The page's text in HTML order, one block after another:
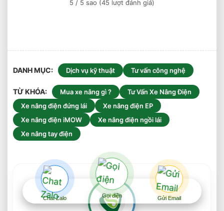
5 / 5 sao (45 lượt đánh giá)
DANH MỤC Dịch vụ kỹ thuật Tư vấn công nghệ
TỪ KHÓA Mua xe nâng gì ?
Tư Vấn Xe Nâng Điện
Xe nâng điện đứng lái
Xe nâng điện EP
Xe nâng điện iMOW
Xe nâng điện ngồi lái
Xe nâng tay điện
Chat Zalo Gọi điện Gửi Email